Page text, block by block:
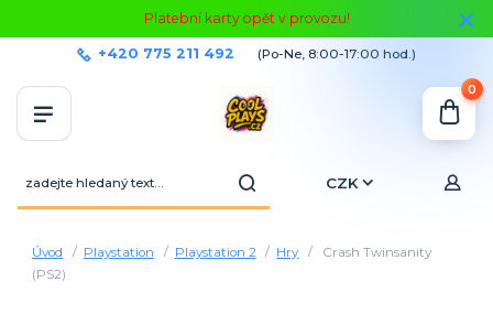
Platební karty opět v provozu!
CZK
+420 775 211 492 (Po-Ne, 8:00-17:00 hod.)
0
Úvod Playstation Playstation 2 Hry
Crash Twinsanity
(PS2)